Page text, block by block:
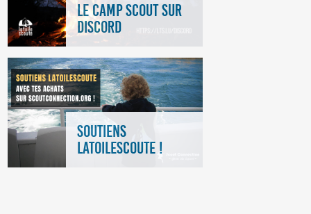
LE CAMP SCOUT SUR
DISCORD
SOUTIENS
LATOILESCOUTE !